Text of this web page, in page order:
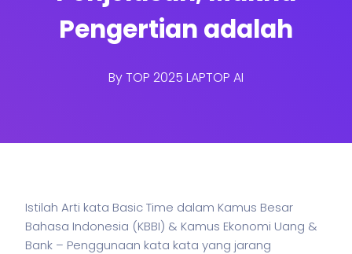
Pengertian adalah
ByTOP 2025 LAPTOP AI
Istilah Arti kata Basic Time dalam Kamus Besar
Bahasa Indonesia (KBBI) & Kamus Ekonomi Uang &
Bank – Penggunaan kata kata yang jarang